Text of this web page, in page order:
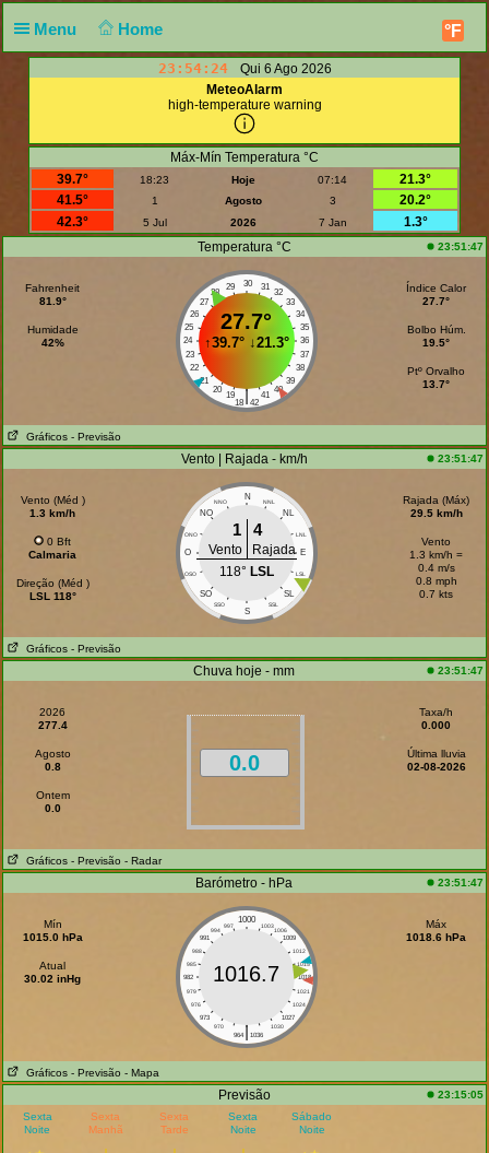
Menu Home °F
23:54:24
Qui 6 Ago 2026
MeteoAlarm
high-temperature warning
Máx-Mín Temperatura °C
39.7°
18:23 Hoje 07:14
21.3°
41.5°
1 Agosto 3
20.2°
42.3°
5 Jul 2026 7 Jan
1.3°
Temperatura °C
23:51:47
Fahrenheit
81.9°
Humidade
42%
30
29 31
28
32
27
33
26
34
25
35
24
36
23
37
22
38
21
39
20
40
19 41
|
18 42
27.7°
↑39.7°↓21.3°
Índice Calor
27.7°
Bolbo Húm.
19.5°
Ptº Orvalho
13.7°
Gráficos - Previsão
Vento | Rajada - km/h 23:51:47
Vento (Méd )
1.3 km/h
0 Bft
Calmaria
Direção (Méd )
LSL 118°
N
NNO NNL
NO NL
ONO LNL
O E
OSO LSL
SO SL
SSO SSL
S
1 4
Vento
Rajada
118° LSL
Rajada (Máx)
29.5 km/h
Vento
1.3 km/h =
0.4 m/s
0.8 mph
0.7 kts
Gráficos - Previsão
Chuva hoje - mm 23:51:47
2026
277.4
Agosto
0.8
Ontem
0.0
0.0
Taxa/h
0.000
Última lluvia
02-08-2026
Gráficos - Previsão - Radar
Barómetro - hPa 23:51:47
Mín
1015.0 hPa
Atual
30.02 inHg
1000
997 1003
994
1006
991
1009
988
1012
985
1015
982
1018
979
1021
976
1024
973
1027
970
1030
|
964 1036
1016.7
Máx
1018.6 hPa
Gráficos - Previsão - Mapa
Previsão
23:15:05
Sexta
Noite
Sexta
Manhã
Sexta
Tarde
Sexta
Noite
Sábado
Noite